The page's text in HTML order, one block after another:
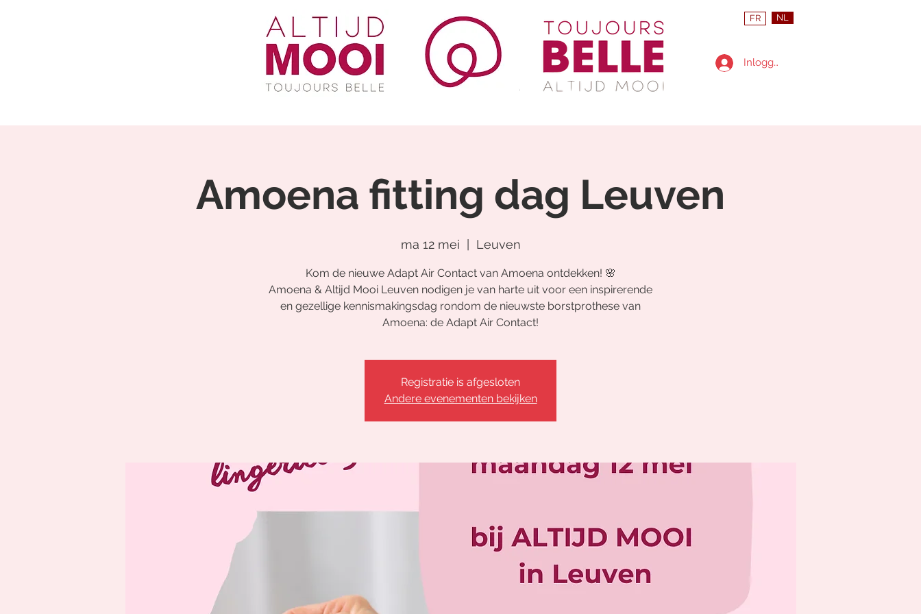
FR NL
Inloggen
Amoena fitting dag Leuven
ma 12 mei Leuven
Kom de nieuwe Adapt Air Contact van Amoena ontdekken! 🌸
Amoena & Altijd Mooi Leuven nodigen je van harte uit voor een inspirerende
en gezellige kennismakingsdag rondom de nieuwste borstprothese van
Amoena: de Adapt Air Contact!
Registratie is afgesloten
Andere evenementen bekijken